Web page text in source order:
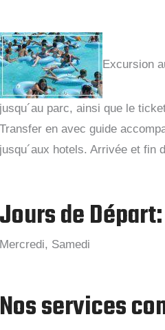
Excursion
jusqu´au parc, ainsi que le
Transfer en avec guide
jusqu´aux hotels. Arrivée et fin
Jours de Départ:
Mercredi, Samedi
Nos services